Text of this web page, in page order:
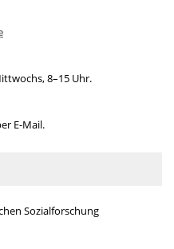
8–15 Uhr.
E-Mail.
Sozialforschung